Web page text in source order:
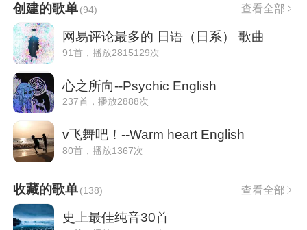
创建的歌单(94) 查看全部
网易评论最多的 日语（日系） 歌曲
91首，播放2815129次
心之所向--Psychic English
237首，播放2888次
v飞舞吧！--Warm heart English
80首，播放1367次
收藏的歌单(138) 查看全部
史上最佳纯音30首